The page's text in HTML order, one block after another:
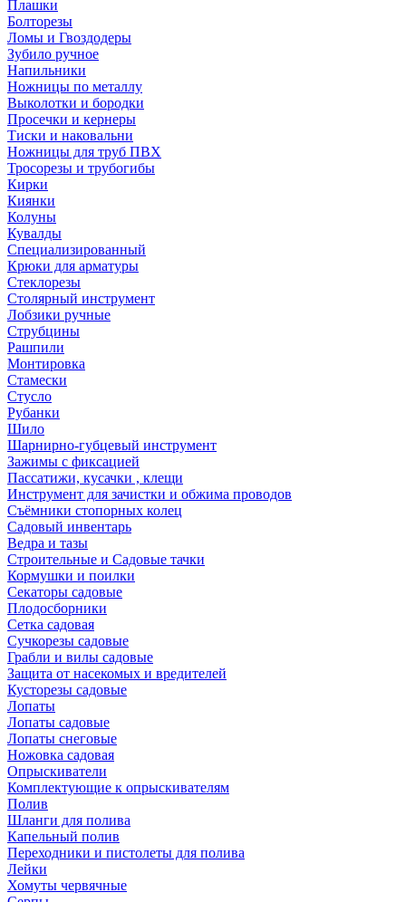
Плашки
Болторезы
Ломы и Гвоздодеры
Зубило ручное
Напильники
Ножницы по металлу
Выколотки и бородки
Просечки и кернеры
Тиски и наковальни
Ножницы для труб ПВХ
Тросорезы и трубогибы
Кирки
Киянки
Колуны
Кувалды
Специализированный
Крюки для арматуры
Стеклорезы
Столярный инструмент
Лобзики ручные
Струбцины
Рашпили
Монтировка
Стамески
Стусло
Рубанки
Шило
Шарнирно-губцевый инструмент
Зажимы с фиксацией
Пассатижи, кусачки , клещи
Инструмент для зачистки и обжима проводов
Съёмники стопорных колец
Садовый инвентарь
Ведра и тазы
Строительные и Садовые тачки
Кормушки и поилки
Секаторы садовые
Плодосборники
Сетка садовая
Сучкорезы садовые
Грабли и вилы садовые
Защита от насекомых и вредителей
Кусторезы садовые
Лопаты
Лопаты садовые
Лопаты снеговые
Ножовка садовая
Опрыскиватели
Комплектующие к опрыскивателям
Полив
Шланги для полива
Капельный полив
Переходники и пистолеты для полива
Лейки
Хомуты червячные